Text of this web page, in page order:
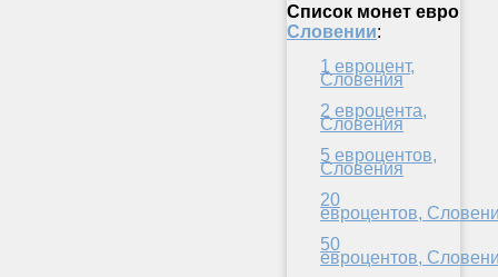
Список монет евро
Словении:
1 евроцент,
Словения
2 евроцента,
Словения
5 евроцентов,
Словения
20
евроцентов,
50
евроцентов,